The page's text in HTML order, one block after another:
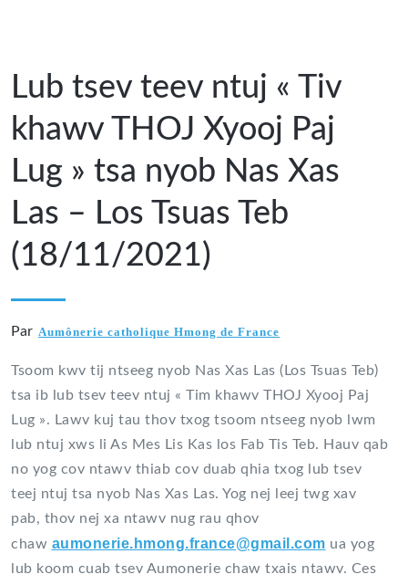
Lub tsev teev ntuj « Tiv
khawv THOJ Xyooj Paj
Lug » tsa nyob Nas Xas
Las – Los Tsuas Teb
(18/11/2021)
Par Aumônerie catholique Hmong de France
Tsoom kwv tij ntseeg nyob Nas Xas Las (Los Tsuas Teb)
tsa ib lub tsev teev ntuj « Tim khawv THOJ Xyooj Paj
Lug ». Lawv kuj tau thov txog tsoom ntseeg nyob lwm
lub ntuj xws li As Mes Lis Kas los Fab Tis Teb. Hauv qab
no yog cov ntawv thiab cov duab qhia txog lub tsev
teej ntuj tsa nyob Nas Xas Las. Yog nej leej twg xav
pab, thov nej xa ntawv nug rau qhov
chaw aumonerie.hmong.france@gmail.com ua yog
lub koom cuab tsev Aumonerie chaw txais ntawv. Ces